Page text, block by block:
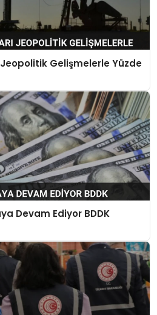
Gelişmelerle Yüzde
Devam Ediyor BDDK